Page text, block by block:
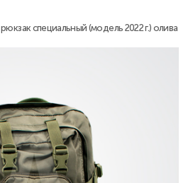
рюкзак специальный (модель 2022 г.) олива